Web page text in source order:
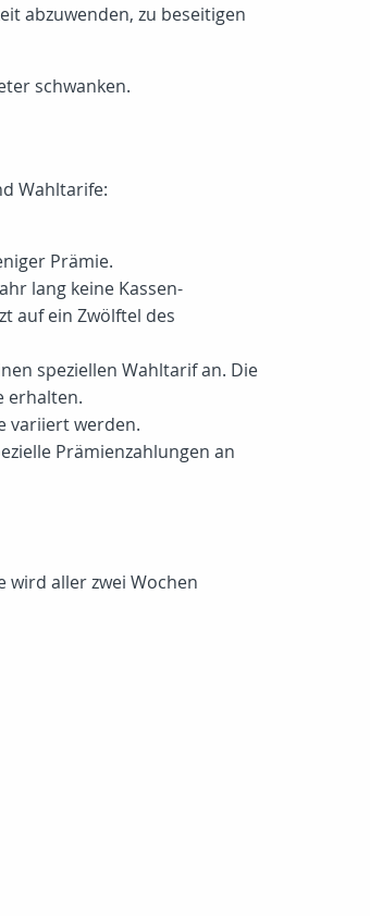
abzuwenden, zu beseitigen
schwanken.
Wahltarife:
Prämie.
lang keine Kassen-
auf ein Zwölftel des
speziellen Wahltarif an. Die
erhalten.
variiert werden.
Prämienzahlungen an
wird aller zwei Wochen